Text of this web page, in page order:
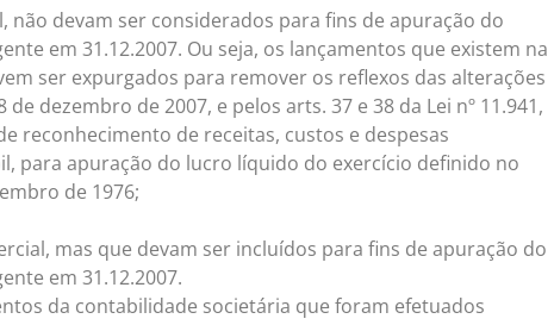
não devam ser considerados para fins de apuração do
em 31.12.2007. Ou seja, os lançamentos que existem na
ser expurgados para remover os reflexos das alterações
dezembro de 2007, e pelos arts. 37 e 38 da Lei nº 11.941,
reconhecimento de receitas, custos e despesas
para apuração do lucro líquido do exercício definido no
de 1976;
mas que devam ser incluídos para fins de apuração do
em 31.12.2007.
da contabilidade societária que foram efetuados